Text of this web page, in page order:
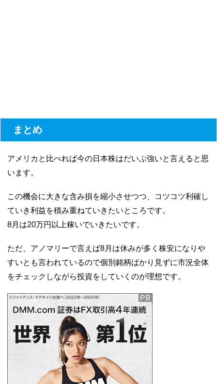
まとめ
アメリカと比べれば今の日本株はだいぶ強いと言えると思
います。
この機会に大きな含み損を縮小させつつ、コツコツ利確し
ていき利益を積み重ねていきたいところです。
8月は20万円以上稼いでいきたいです。
ただ、アノマリーで言えば8月は休みが多く株安になりや
すいとも言われているので個別銘柄ばかり見ずに市況全体
をチェックしながら投資をしていくのが理想です。